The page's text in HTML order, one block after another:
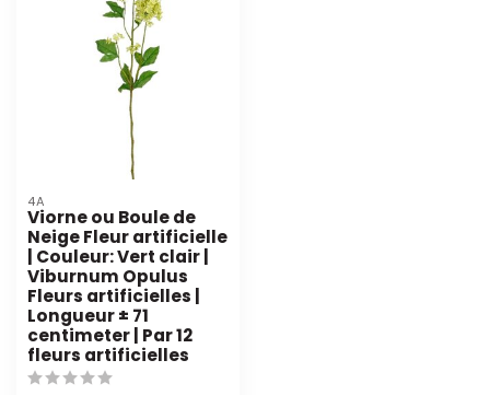
4A
Viorne ou Boule de
Neige Fleur artificielle
| Couleur: Vert clair |
Viburnum Opulus
Fleurs artificielles |
Longueur ± 71
centimeter | Par 12
fleurs artificielles